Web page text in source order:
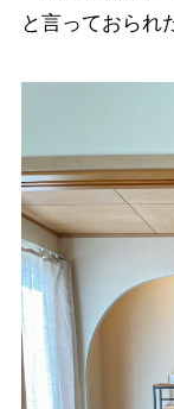
と言っておられ